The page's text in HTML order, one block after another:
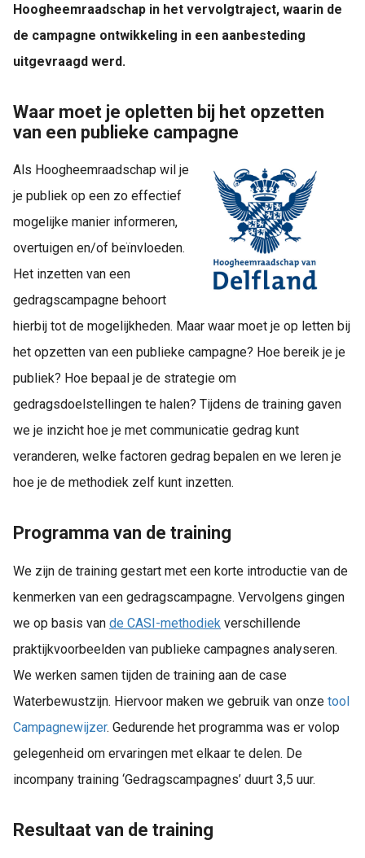
Hoogheemraadschap in het vervolgtraject, waarin de
de campagne ontwikkeling in een aanbesteding
uitgevraagd werd.
Waar moet je opletten bij het opzetten
van een publieke campagne
Als Hoogheemraadschap wil je
je publiek op een zo effectief
mogelijke manier informeren,
overtuigen en/of beïnvloeden.
Het inzetten van een
gedragscampagne behoort
hierbij tot de mogelijkheden. Maar waar moet je op letten bij
het opzetten van een publieke campagne? Hoe bereik je je
publiek? Hoe bepaal je de strategie om
gedragsdoelstellingen te halen? Tijdens de training gaven
we je inzicht hoe je met communicatie gedrag kunt
veranderen, welke factoren gedrag bepalen en we leren je
hoe je de methodiek zelf kunt inzetten.
Programma van de training
We zijn de training gestart met een korte introductie van de
kenmerken van een gedragscampagne. Vervolgens gingen
we op basis van de CASI-methodiek verschillende
praktijkvoorbeelden van publieke campagnes analyseren.
We werken samen tijden de training aan de case
Waterbewustzijn. Hiervoor maken we gebruik van onze tool
Campagnewijzer. Gedurende het programma was er volop
gelegenheid om ervaringen met elkaar te delen. De
incompany training ‘Gedragscampagnes’ duurt 3,5 uur.
Resultaat van de training